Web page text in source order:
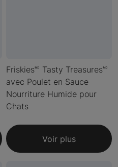
Friskies🅫 Tasty Treasures🅫
avec Poulet en Sauce
Nourriture Humide pour
Chats
Voir plus